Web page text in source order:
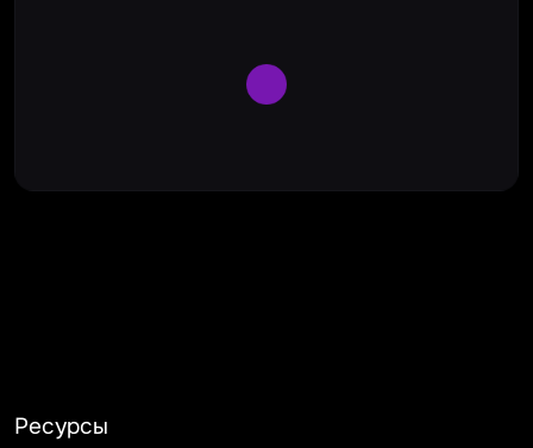
Large Spinner
Ресурсы